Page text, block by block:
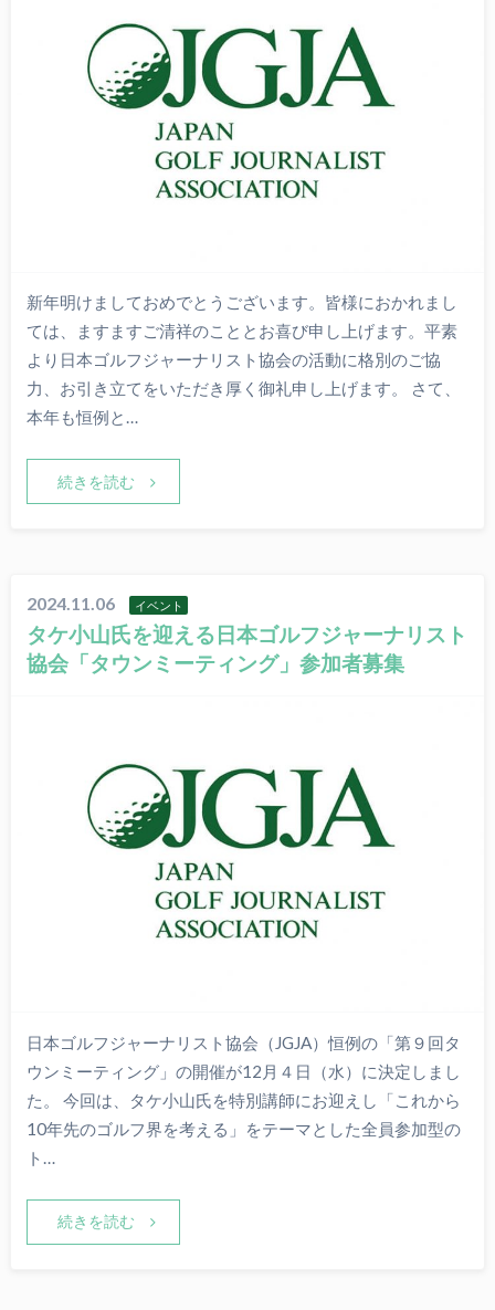
新年明けましておめでとうございます。皆様におかれまし
ては、ますますご清祥のこととお喜び申し上げます。平素
より日本ゴルフジャーナリスト協会の活動に格別のご協
力、お引き立てをいただき厚く御礼申し上げます。 さて、
本年も恒例と…
続きを読む
2024.11.06 イベント
タケ小山氏を迎える日本ゴルフジャーナリスト
協会「タウンミーティング」参加者募集
日本ゴルフジャーナリスト協会（JGJA）恒例の「第９回タ
ウンミーティング」の開催が12月４日（水）に決定しまし
た。 今回は、タケ小山氏を特別講師にお迎えし「これから
10年先のゴルフ界を考える」をテーマとした全員参加型の
ト…
続きを読む